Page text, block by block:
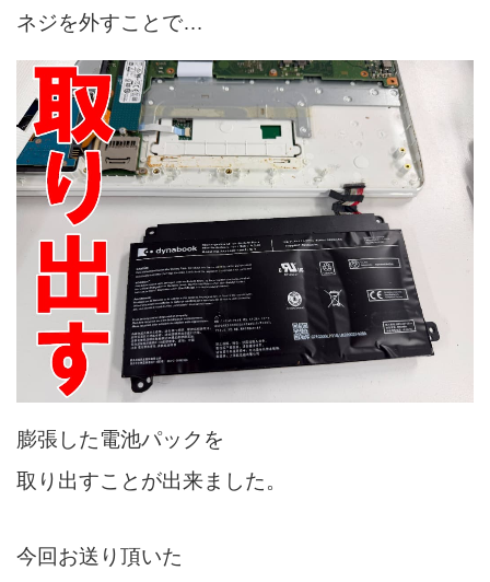
ネジを外すことで…
膨張した電池パックを
取り出すことが出来ました。
今回お送り頂いた